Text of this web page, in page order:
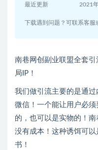
最近更新 2021
下载遇到问题？可联系客服
南巷网创副业联盟全套
局IP！
我们做引流主要的是通
微信！一个能让用户必
的，也可以是实物的！
没有成本！这种诱饵可
书！